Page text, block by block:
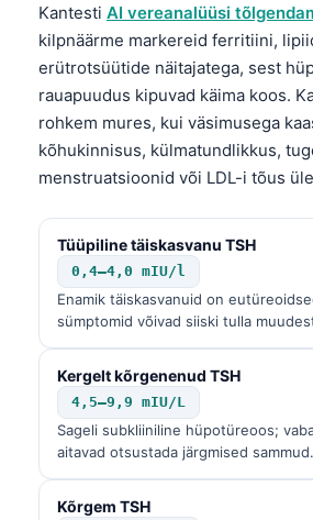
Kantesti AI vereanalüüsi
kilpnäärme markereid ferritiini,
erütrotsüütide näitajatega, sest
rauapuudus kipuvad käima koos.
rohkem mures, kui väsimusega
kõhukinnisus, külmatundlikkus,
menstruatsioonid või LDL-i tõus
Tüüpiline täiskasvanu TSH
0,4–4,0 mIU/l
Enamik täiskasvanuid on
sümptomid võivad siiski tulla
Kergelt kõrgenenud TSH
4,5–9,9 mIU/L
Sageli subkliiniline hüpotüreoos;
aitavad otsustada järgmised sammud.
Kõrgem TSH
العربية المغربية
Afrikaans
Монгол
ພາສາລາວ
Basa Jawa
Cebuano
ئۇيغۇرچە
Татар теле
Беларуская мова
Esperanto
Frysk
Ślōnskŏ gŏdka